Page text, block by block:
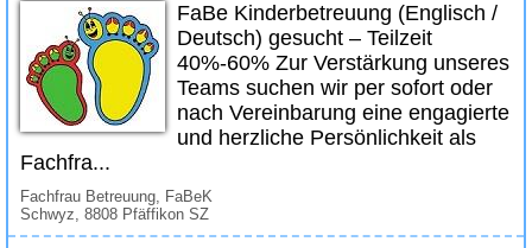
FaBe Kinderbetreuung (Englisch /
Deutsch) gesucht – Teilzeit
40%-60% Zur Verstärkung unseres
Teams suchen wir per sofort oder
nach Vereinbarung eine engagierte
und herzliche Persönlichkeit als
Fachfra...
Fachfrau Betreuung, FaBeK
Schwyz, 8808 Pfäffikon SZ